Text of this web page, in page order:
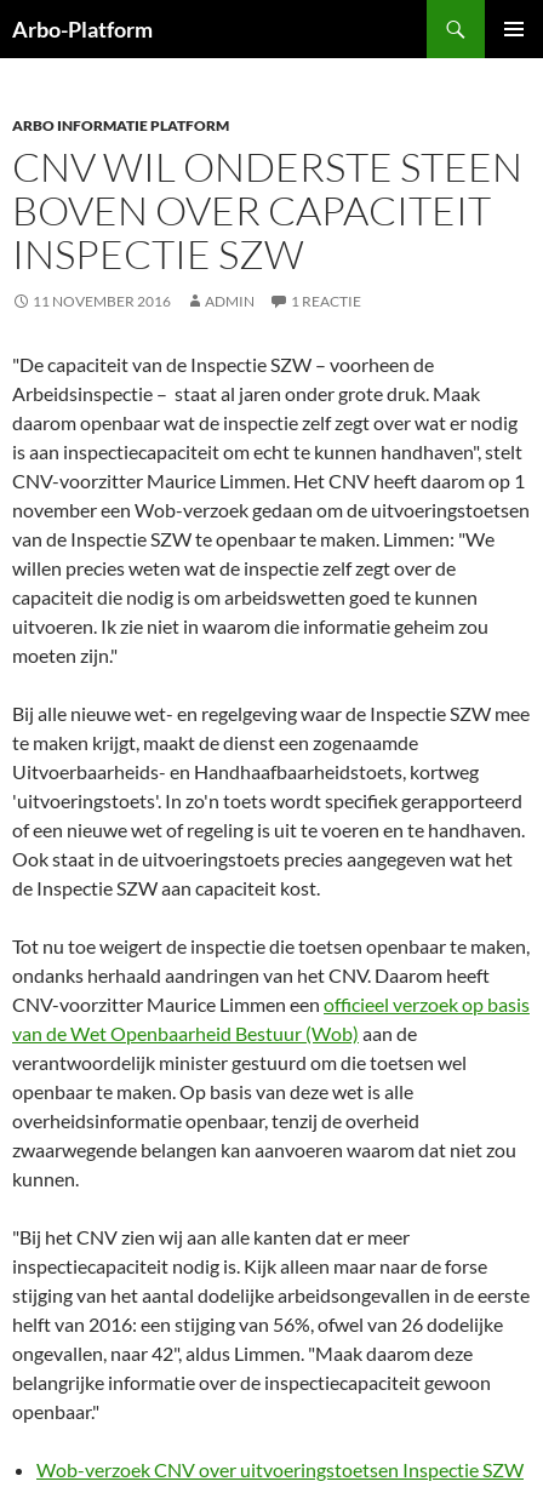
naar
Arbo-Platform
ARBO INFORMATIE PLATFORM
CNV WIL ONDERSTE STEEN
BOVEN OVER CAPACITEIT
INSPECTIE SZW
11 NOVEMBER 2016 ADMIN 1 REACTIE
"De capaciteit van de Inspectie SZW – voorheen de
Arbeidsinspectie – staat al jaren onder grote druk. Maak
daarom openbaar wat de inspectie zelf zegt over wat er nodig
is aan inspectiecapaciteit om echt te kunnen handhaven", stelt
CNV-voorzitter Maurice Limmen. Het CNV heeft daarom op 1
november een Wob-verzoek gedaan om de uitvoeringstoetsen
van de Inspectie SZW te openbaar te maken. Limmen: "We
willen precies weten wat de inspectie zelf zegt over de
capaciteit die nodig is om arbeidswetten goed te kunnen
uitvoeren. Ik zie niet in waarom die informatie geheim zou
moeten zijn."
Bij alle nieuwe wet- en regelgeving waar de Inspectie SZW mee
te maken krijgt, maakt de dienst een zogenaamde
Uitvoerbaarheids- en Handhaafbaarheidstoets, kortweg
'uitvoeringstoets'. In zo'n toets wordt specifiek gerapporteerd
of een nieuwe wet of regeling is uit te voeren en te handhaven.
Ook staat in de uitvoeringstoets precies aangegeven wat het
de Inspectie SZW aan capaciteit kost.
Tot nu toe weigert de inspectie die toetsen openbaar te maken,
ondanks herhaald aandringen van het CNV. Daarom heeft
CNV-voorzitter Maurice Limmen een officieel verzoek op basis
van de Wet Openbaarheid Bestuur (Wob) aan de
verantwoordelijk minister gestuurd om die toetsen wel
openbaar te maken. Op basis van deze wet is alle
overheidsinformatie openbaar, tenzij de overheid
zwaarwegende belangen kan aanvoeren waarom dat niet zou
kunnen.
"Bij het CNV zien wij aan alle kanten dat er meer
inspectiecapaciteit nodig is. Kijk alleen maar naar de forse
stijging van het aantal dodelijke arbeidsongevallen in de eerste
helft van 2016: een stijging van 56%, ofwel van 26 dodelijke
ongevallen, naar 42", aldus Limmen. "Maak daarom deze
belangrijke informatie over de inspectiecapaciteit gewoon
openbaar."
Wob-verzoek CNV over uitvoeringstoetsen Inspectie SZW